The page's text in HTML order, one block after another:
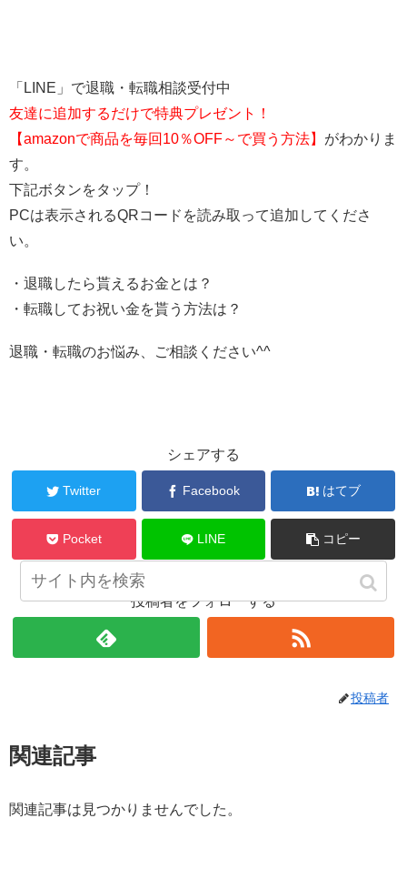
「LINE」で退職・転職相談受付中
友達に追加するだけで特典プレゼント！
【amazonで商品を毎回10％OFF～で買う方法】 がわかりま
す。
下記ボタンをタップ！
PCは表示されるQRコードを読み取って追加してくださ
い。
・退職したら貰えるお金とは？
・転職してお祝い金を貰う方法は？
退職・転職のお悩み、ご相談ください^^
シェアする
Twitter Facebook はてブ
Pocket LINE コピー
投稿者をフォローする
投稿者
関連記事
関連記事は見つかりませんでした。